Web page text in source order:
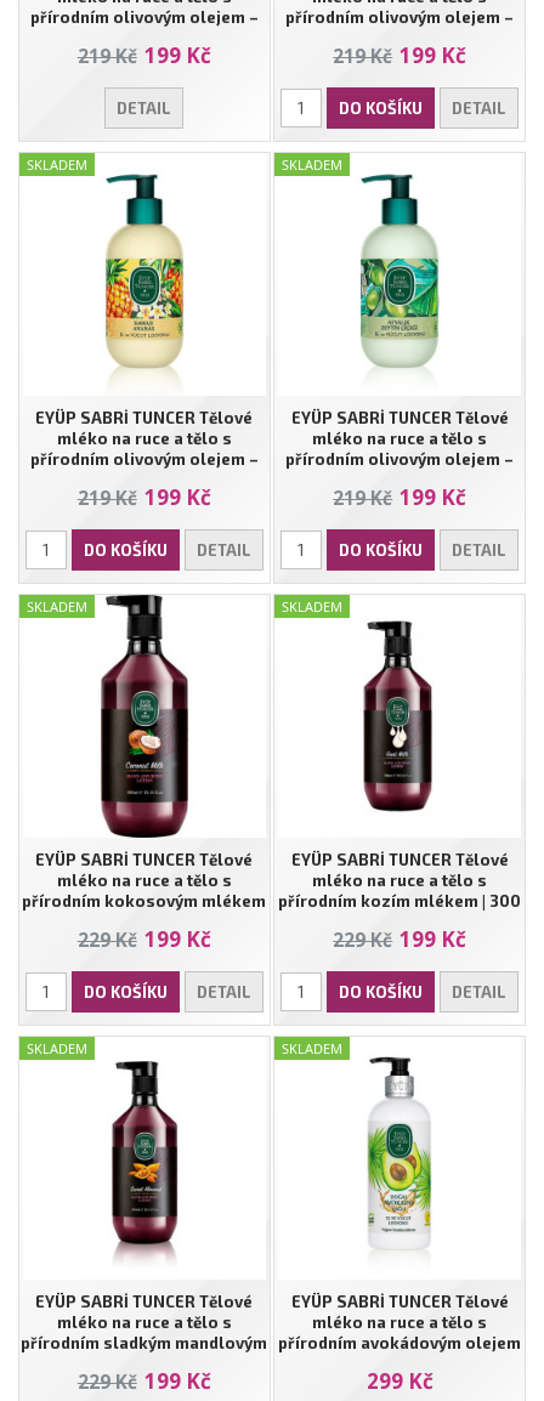
přírodním olivovým olejem –
219 Kč 199 Kč
DETAIL
přírodním olivovým olejem –
219 Kč 199 Kč
DO KOŠÍKU DETAIL
EYÜP SABRİ TUNCER Tělové
mléko na ruce a tělo s
přírodním olivovým olejem –
219 Kč 199 Kč
DO KOŠÍKU DETAIL
SKLADEM
EYÜP SABRİ TUNCER Tělové
mléko na ruce a tělo s
přírodním olivovým olejem –
219 Kč 199 Kč
DO KOŠÍKU DETAIL
SKLADEM
EYÜP SABRİ TUNCER Tělové
mléko na ruce a tělo s
přírodním kokosovým mlékem
229 Kč 199 Kč
DO KOŠÍKU DETAIL
SKLADEM
EYÜP SABRİ TUNCER Tělové
mléko na ruce a tělo s
přírodním kozím mlékem | 300
229 Kč 199 Kč
DO KOŠÍKU DETAIL
SKLADEM
EYÜP SABRİ TUNCER Tělové
mléko na ruce a tělo s
přírodním sladkým mandlovým
229 Kč 199 Kč
SKLADEM
EYÜP SABRİ TUNCER Tělové
mléko na ruce a tělo s
přírodním avokádovým olejem
299 Kč
SKLADEM